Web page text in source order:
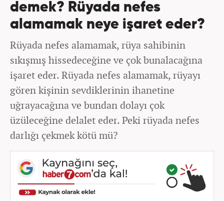
demek? Rüyada nefes
alamamak neye işaret eder?
Rüyada nefes alamamak, rüya sahibinin
sıkışmış hissedeceğine ve çok bunalacağına
işaret eder. Rüyada nefes alamamak, rüyayı
gören kişinin sevdiklerinin ihanetine
uğrayacağına ve bundan dolayı çok
üzüleceğine delalet eder. Peki rüyada nefes
darlığı çekmek kötü mü?